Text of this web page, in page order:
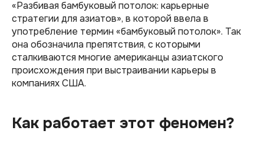
«Разбивая бамбуковый потолок: карьерные
стратегии для азиатов», в которой ввела в
употребление термин «бамбуковый потолок». Так
она обозначила препятствия, с которыми
сталкиваются многие американцы азиатского
происхождения при выстраивании карьеры в
компаниях США.
Как работает этот феномен?